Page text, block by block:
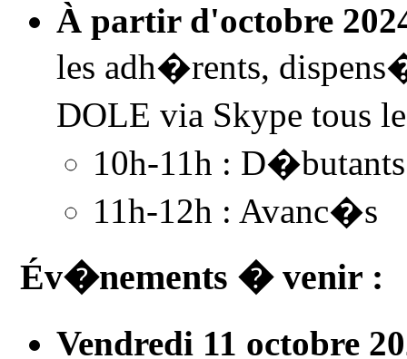
À partir d'octobre
les adh�rents,
DOLE via Skype tous
10h-11h : D�butants
11h-12h : Avanc�s
Év�nements � venir :
Vendredi 11 octobre